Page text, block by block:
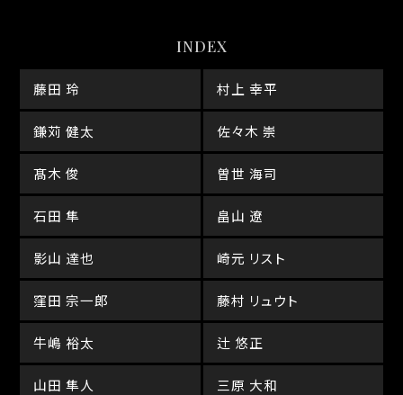
INDEX
藤田 玲 村上 幸平
鎌苅 健太 佐々木 崇
髙木 俊 曽世 海司
石田 隼 畠山 遼
影山 達也 崎元 リスト
窪田 宗一郎 藤村 リュウト
牛嶋 裕太 辻 悠正
山田 隼人 三原 大和